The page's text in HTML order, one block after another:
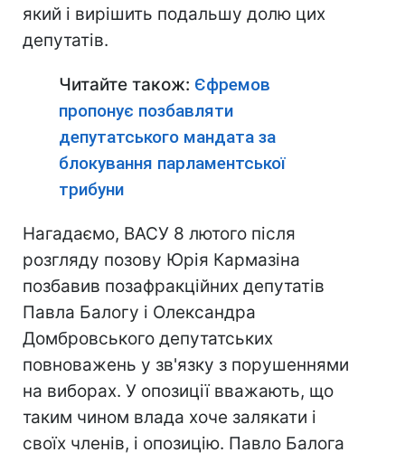
який і вирішить подальшу долю цих
депутатів.
Читайте також: Єфремов
пропонує позбавляти
депутатського мандата за
блокування парламентської
трибуни
Нагадаємо, ВАСУ 8 лютого після
розгляду позову Юрія Кармазіна
позбавив позафракційних депутатів
Павла Балогу і Олександра
Домбровського депутатських
повноважень у зв'язку з порушеннями
на виборах. У опозиції вважають, що
таким чином влада хоче залякати і
своїх членів, і опозицію. Павло Балога